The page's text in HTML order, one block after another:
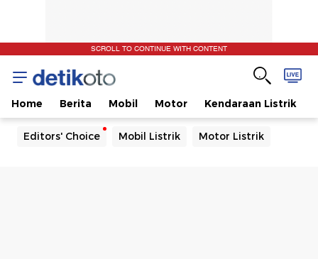
SCROLL TO CONTINUE WITH CONTENT
Home Berita Mobil Motor Kendaraan Listrik
Editors' Choice Mobil Listrik Motor Listrik